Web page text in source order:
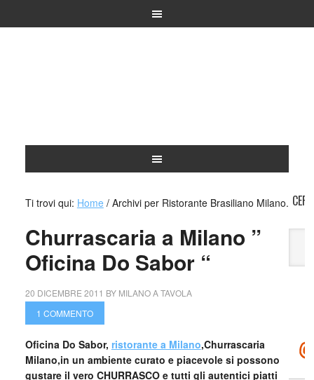
Ti trovi qui: Home /Archivi per Ristorante Brasiliano Milano.
Churrascaria a Milano ”
Oficina Do Sabor “
20 DICEMBRE 2011 BY MILANO A TAVOLA
1 COMMENTO
Oficina Do Sabor, ristorante a Milano,Churrascaria
Milano,in un ambiente curato e piacevole si possono
gustare il vero CHURRASCO e tutti gli autentici piatti